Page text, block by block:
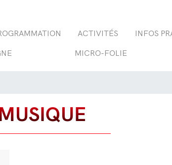
contenu
ACTIVITÉS INFOS
MICRO-FOLIE